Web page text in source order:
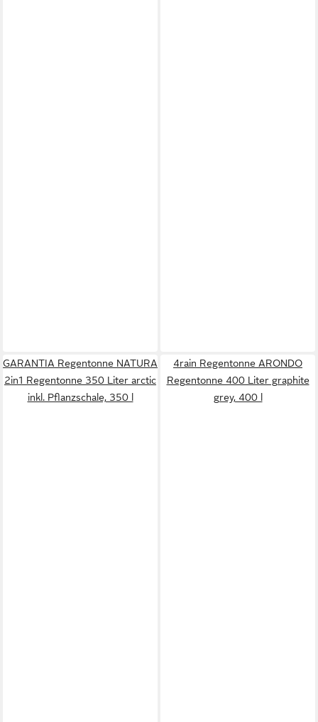
GARANTIA Regentonne NATURA
2in1 Regentonne 350 Liter arctic
inkl. Pflanzschale, 350 l
4rain Regentonne ARONDO
Regentonne 400 Liter graphite
grey, 400 l